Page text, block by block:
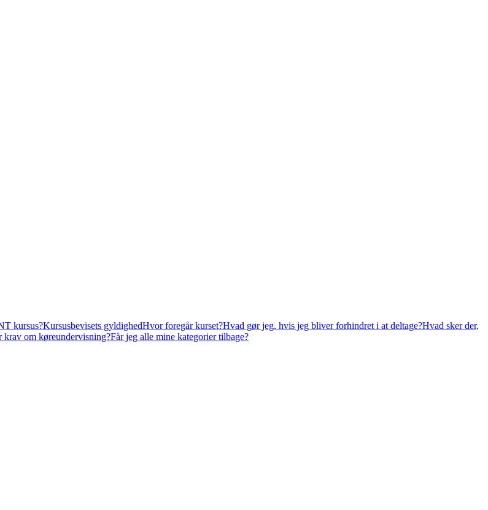
kursus?Kursusbevisets gyldighedHvor foregår kurset?Hvad gør jeg, hvis jeg bliver forhindret i at deltage?Hvad sker der,
krav om køreundervisning?Får jeg alle mine kategorier tilbage?